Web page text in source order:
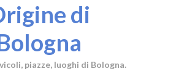
di
piazze, luoghi di Bologna.